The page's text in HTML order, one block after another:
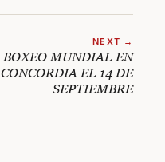
NEXT →
BOXEO MUNDIAL EN
CONCORDIA EL 14 DE
SEPTIEMBRE